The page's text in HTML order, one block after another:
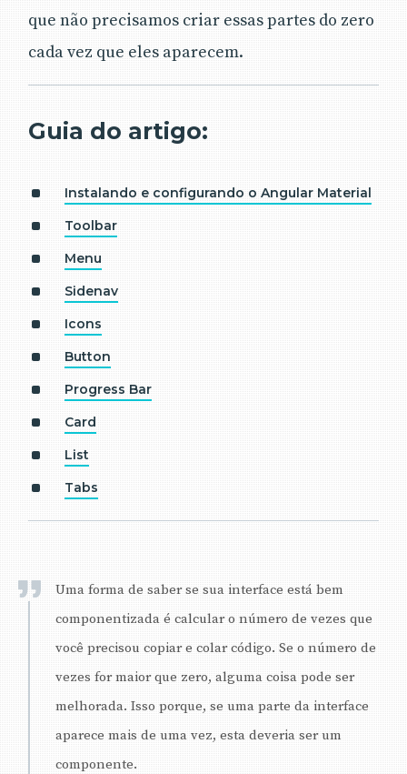
que não precisamos criar essas partes do zero
cada vez que eles aparecem.
Guia do artigo:
Instalando e configurando o Angular Material
Toolbar
Menu
Sidenav
Icons
Button
Progress Bar
Card
List
Tabs
Uma forma de saber se sua interface está bem
componentizada é calcular o número de vezes que
você precisou copiar e colar código. Se o número de
vezes for maior que zero, alguma coisa pode ser
melhorada. Isso porque, se uma parte da interface
aparece mais de uma vez, esta deveria ser um
componente.